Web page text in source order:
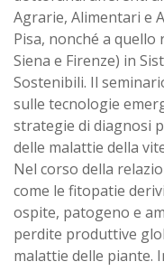
Agrarie, Alimentari e
Pisa, nonché a
Siena e Firenze) in
Sostenibili. Il
sulle tecnologie
strategie di diagnosi
delle malattie della
Nel corso della
come le fitopatie
ospite, patogeno e
perdite produttive
malattie delle piante.